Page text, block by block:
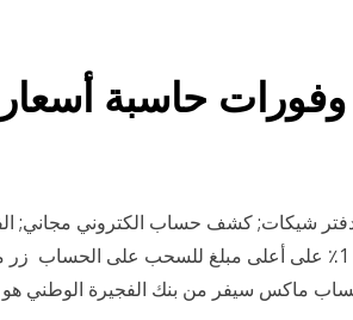
وفورات حاسبة أسعار
الحساب 18٪; عمولة بنسبة 1٪ على أعلى مبلغ للسحب على
ماكس سيفر من بنك الفجيرة الوطني هو